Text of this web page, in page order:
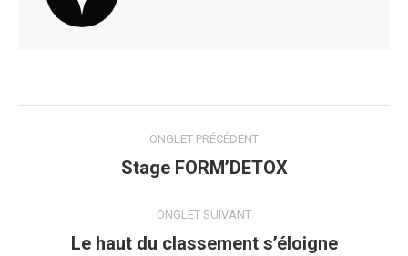
commentaire
ONGLET PRÉCÉDENT
Onglet
Stage FORM’DETOX
ONGLET SUIVANT
Onglet
Le haut du classement s’éloigne